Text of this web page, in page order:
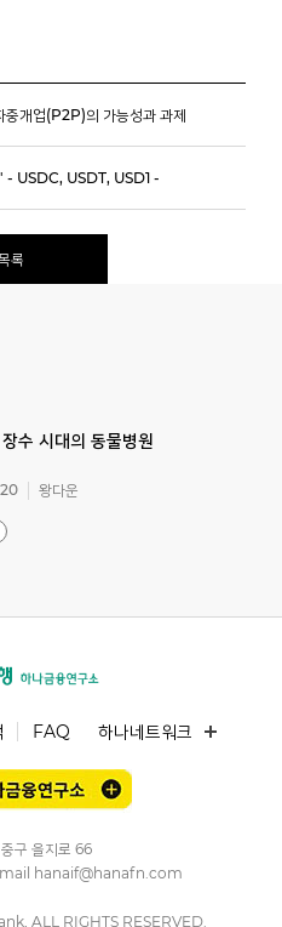
중개업(P2P)의 가능성과 과제
- USDC, USDT, USD1 -
록
장수 시대의 동물병원
왕다운
FAQ 하나네트워크
구 을지로 66
hanaif@hanafn.com
ALL RIGHTS RESERVED.